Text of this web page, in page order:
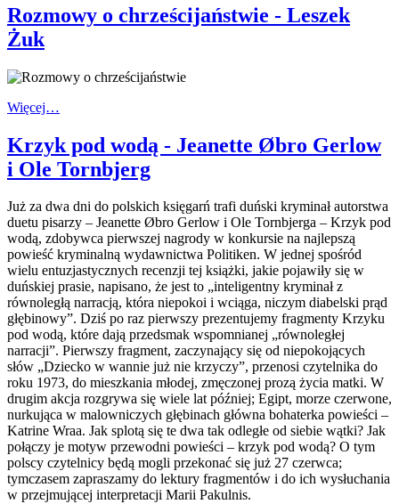
Rozmowy o chrześcijaństwie - Leszek
Żuk
Więcej…
Krzyk pod wodą - Jeanette Øbro Gerlow
i Ole Tornbjerg
Już za dwa dni do polskich księgarń trafi duński kryminał autorstwa
duetu pisarzy – Jeanette Øbro Gerlow i Ole Tornbjerga – Krzyk pod
wodą, zdobywca pierwszej nagrody w konkursie na najlepszą
powieść kryminalną wydawnictwa Politiken. W jednej spośród
wielu entuzjastycznych recenzji tej książki, jakie pojawiły się w
duńskiej prasie, napisano, że jest to „inteligentny kryminał z
równoległą narracją, która niepokoi i wciąga, niczym diabelski prąd
głębinowy”. Dziś po raz pierwszy prezentujemy fragmenty Krzyku
pod wodą, które dają przedsmak wspomnianej „równoległej
narracji”. Pierwszy fragment, zaczynający się od niepokojących
słów „Dziecko w wannie już nie krzyczy”, przenosi czytelnika do
roku 1973, do mieszkania młodej, zmęczonej prozą życia matki. W
drugim akcja rozgrywa się wiele lat później; Egipt, morze czerwone,
nurkująca w malowniczych głębinach główna bohaterka powieści –
Katrine Wraa. Jak splotą się te dwa tak odległe od siebie wątki? Jak
połączy je motyw przewodni powieści – krzyk pod wodą? O tym
polscy czytelnicy będą mogli przekonać się już 27 czerwca;
tymczasem zapraszamy do lektury fragmentów i do ich wysłuchania
w przejmującej interpretacji Marii Pakulnis.